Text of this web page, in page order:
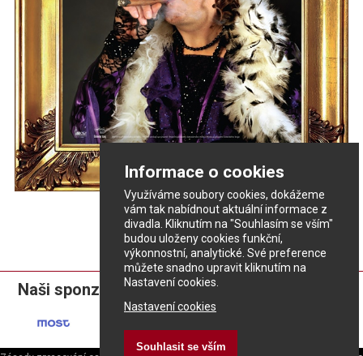
Informace o cookies
Využíváme soubory cookies, dokážeme
vám tak nabídnout aktuální informace z
divadla. Kliknutím na "Souhlasím se vším"
budou uloženy cookies funkční,
výkonnostní, analytické. Své preference
můžete snadno upravit kliknutím na
Nastavení cookies.
Nastavení cookies
Souhlasit se vším
Naši sponzoři: